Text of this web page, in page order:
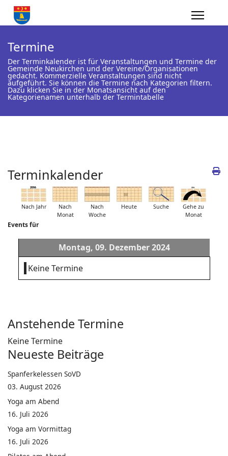
Termine
Der Terminkalender ist für Veranstaltungen und Termine der
Gemeinde Neukirchen und der Vereine/Organisationen
gedacht. Kommerzielle Veranstaltungen sind nicht
aufgeführt. Sie können die Termine nach Kategorien filtern.
Dazu klicken Sie in der Monatsansicht auf den
Kategorienamen unterhalb der Termintabelle
Terminkalender
Nach Jahr
Nach
Monat
Nach
Woche
Heute Suche
Gehe zu
Monat
Events für
Montag, 09. Dezember 2024
Keine Termine
Anstehende Termine
Keine Termine
Neueste Beiträge
Spanferkelessen SoVD
03. August 2026
Yoga am Abend
16. Juli 2026
Yoga am Vormittag
16. Juli 2026